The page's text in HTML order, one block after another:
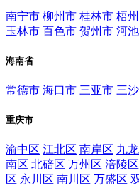
南宁市 柳州市 桂林市 梧
玉林市 百色市 贺州市 河
海南省
常德市 海口市 三亚市 三
重庆市
渝中区 江北区 南岸区 九
南区 北碚区 万州区 涪陵区
区 永川区 南川区 万盛区